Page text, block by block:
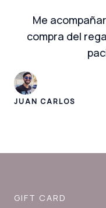
Me
compra del
JUAN CARLOS
GIFT CARD